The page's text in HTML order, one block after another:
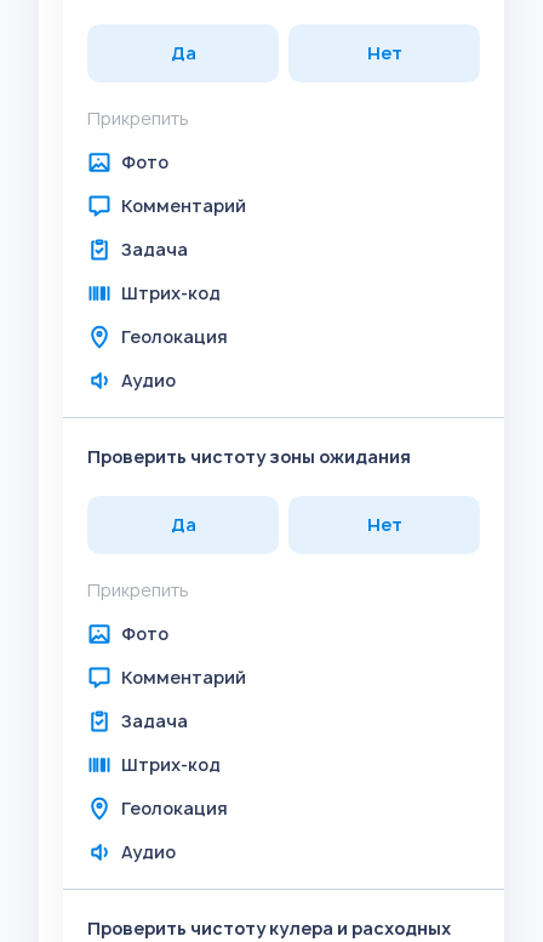
Да Нет
Прикрепить
Фото
Комментарий
Задача
Штрих-код
Геолокация
Аудио
Проверить чистоту зоны ожидания
Да Нет
Прикрепить
Фото
Комментарий
Задача
Штрих-код
Геолокация
Аудио
Проверить чистоту кулера и расходных